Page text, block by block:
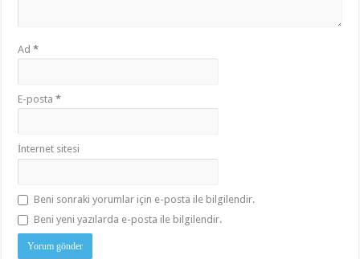
Ad*
E-posta*
İnternet sitesi
Beni sonraki yorumlar için e-posta ile bilgilendir.
Beni yeni yazılarda e-posta ile bilgilendir.